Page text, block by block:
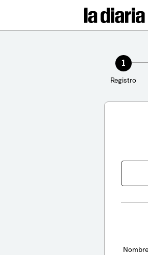
1
Registro
Nombre